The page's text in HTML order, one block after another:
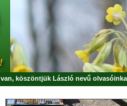
van, köszöntjük László nevű